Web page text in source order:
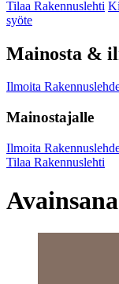
Tilaa Rakennuslehti
syöte
Mainosta &
Ilmoita
Mainostajalle
Ilmoita
Tilaa Rakennuslehti